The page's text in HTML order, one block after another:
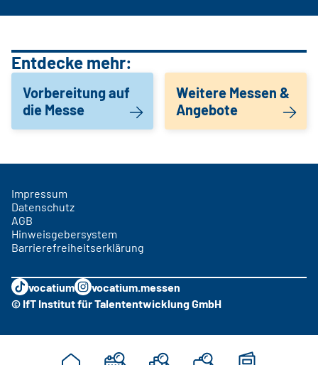
Entdecke mehr:
Vorbereitung auf
die Messe
Weitere Messen &
Angebote
Impressum
Datenschutz
AGB
Hinweisgebersystem
Barrierefreiheitserklärung
vocatium
vocatium.messen
© IfT Institut für Talententwicklung GmbH